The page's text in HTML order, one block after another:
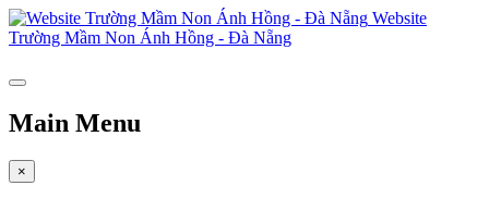
Website
Trường Mầm Non Ánh Hồng - Đà Nẵng
Main Menu
×